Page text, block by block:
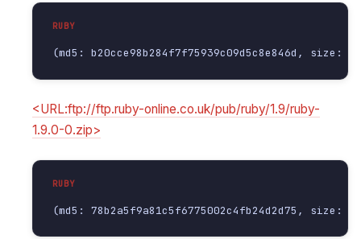
(md5: b20cce98b284f7f75939c09d5c8e846d, size:
<URL:ftp://ftp.ruby-online.co.uk/pub/ruby/1.9/ruby-
1.9.0-0.zip>
(md5: 78b2a5f9a81c5f6775002c4fb24d2d75, size: